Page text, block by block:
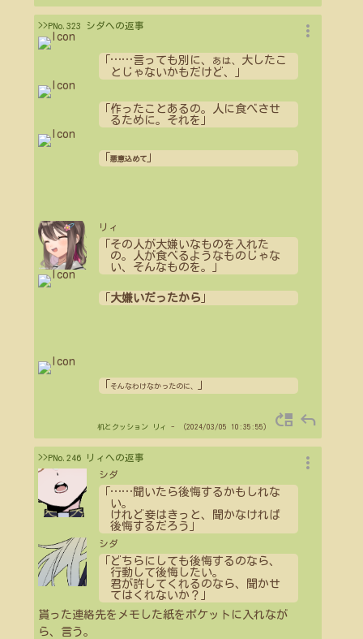
>>PNo.323 シダへの返事
……言っても別に、 あは、
大したこ
とじゃないかもだけど、」
「作ったことあるの。人に食べさせ
るために。それを」
悪意込めて」
リィ
「その人が大嫌いなものを入れた
の。人が食べるようなものじゃな
い、そんなものを。」
大嫌いだったから
そんなわけなかったのに、
more_vert
机とクッション リィ - （2024/03/05 10:35:55） move_up reply
>>PNo.246 リィへの返事
シダ
…… 聞いたら後悔するかもしれな
い。
けれど妾はきっと、聞かなければ
後悔するだろう」
シダ
「どちらにしても後悔するのなら、
行動して後悔したい。
君が許してくれるのなら、聞かせ
てはくれないか？」
貰った連絡先をメモした紙をポケットに入れなが
ら、言う。
more_vert